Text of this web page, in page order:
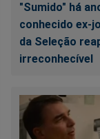
"Sumido" há
conhecido ex-
da Seleção
irreconhecível